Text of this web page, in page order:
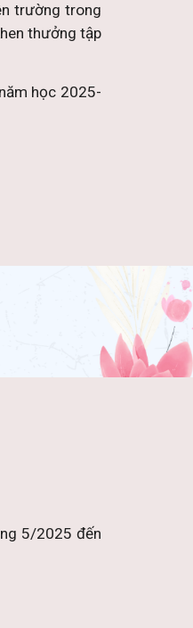
trường trong
thưởng tập
học 2025-
5/2025 đến